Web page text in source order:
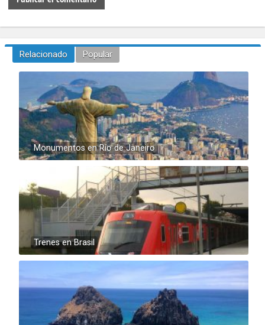
Relacionado Popular
Monumentos en Río de Janeiro
Trenes en Brasil